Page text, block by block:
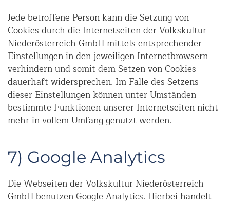
Jede betroffene Person kann die Setzung von
Cookies durch die Internetseiten der Volkskultur
Niederösterreich GmbH mittels entsprechender
Einstellungen in den jeweiligen Internetbrowsern
verhindern und somit dem Setzen von Cookies
dauerhaft widersprechen. Im Falle des Setzens
dieser Einstellungen können unter Umständen
bestimmte Funktionen unserer Internetseiten nicht
mehr in vollem Umfang genutzt werden.
7) Google Analytics
Die Webseiten der Volkskultur Niederösterreich
GmbH benutzen Google Analytics. Hierbei handelt